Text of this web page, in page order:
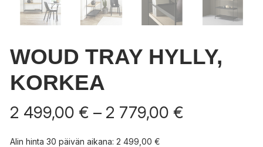
WOUD TRAY HYLLY,
KORKEA
2 499,00 € – 2 779,00 €
Alin hinta 30 päivän aikana: 2 499,00 €